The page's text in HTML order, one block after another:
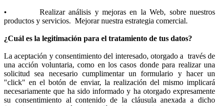
• Realizar análisis y mejoras en la Web, sobre nuestros
productos y servicios. Mejorar nuestra estrategia comercial.
¿Cuál es la legitimación para el tratamiento de tus datos?
La aceptación y consentimiento del interesado, otorgado a través de
una acción voluntaria, como en los casos donde para realizar una
solicitud sea necesario cumplimentar un formulario y hacer un
"click" en el botón de enviar, la realización del mismo implicará
necesariamente que ha sido informado y ha otorgado expresamente
su consentimiento al contenido de la cláusula anexada a dicho